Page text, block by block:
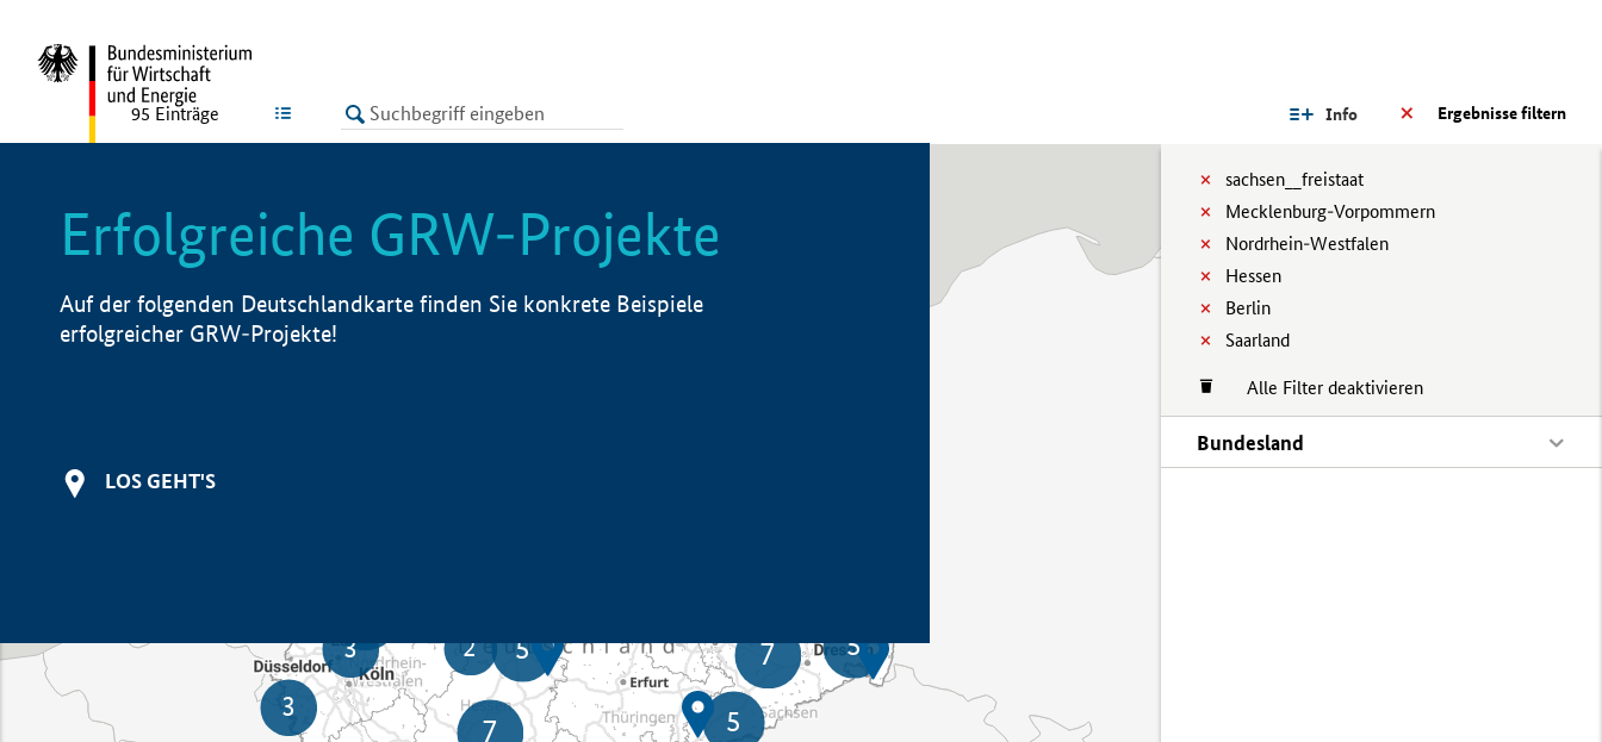
LISTE Ergebnisse filtern
Info
sachsen__freistaat
Mecklenburg-Vorpommern
Nordrhein-Westfalen
Hessen
Berlin
Saarland
Alle Filter deaktivieren
Bundesland
95 Einträge
Erfolgreiche GRW-Projekte
Auf der folgenden Deutschlandkarte finden Sie konkrete Beispiele
erfolgreicher GRW-Projekte!
LOS GEHT'S